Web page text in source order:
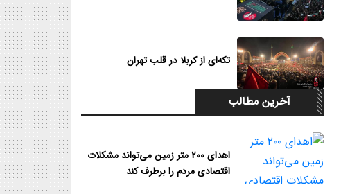
تکه‌ای از کربلا در قلب تهران
آخرین مطالب
اهدای ۲۰۰ متر زمین می‌تواند مشکلات
اقتصادی مردم را برطرف کند